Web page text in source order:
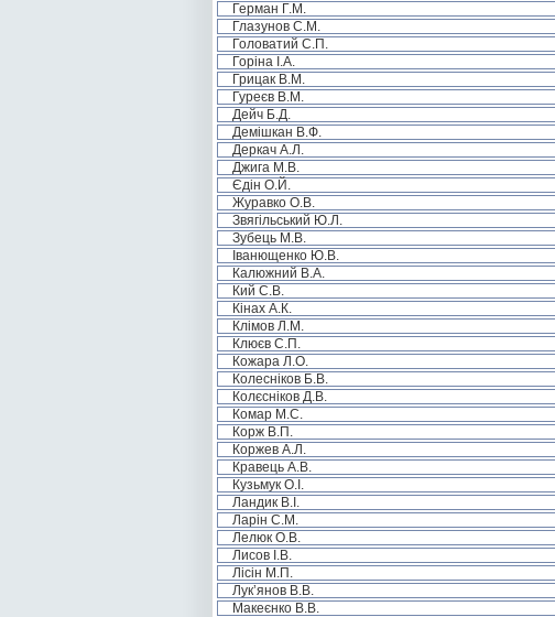
Герман Г.М.
Глазунов С.М.
Головатий С.П.
Горіна І.А.
Грицак В.М.
Гуреєв В.М.
Дейч Б.Д.
Демішкан В.Ф.
Деркач А.Л.
Джига М.В.
Єдін О.Й.
Журавко О.В.
Звягільський Ю.Л.
Зубець М.В.
Іванющенко Ю.В.
Калюжний В.А.
Кий С.В.
Кінах А.К.
Клімов Л.М.
Клюєв С.П.
Кожара Л.О.
Колесніков Б.В.
Колєсніков Д.В.
Комар М.С.
Корж В.П.
Коржев А.Л.
Кравець А.В.
Кузьмук О.І.
Ландик В.І.
Ларін С.М.
Лелюк О.В.
Лисов І.В.
Лісін М.П.
Лук’янов В.В.
Макеєнко В.В.